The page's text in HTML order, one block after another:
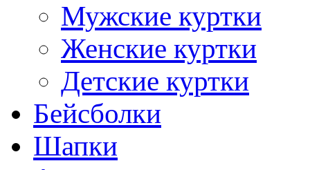
Мужские куртки
Женские куртки
Детские куртки
Бейсболки
Шапки